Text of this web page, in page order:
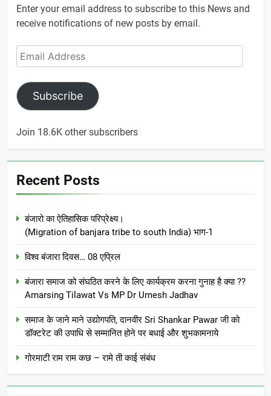
Enter your email address to subscribe to this News and
receive notifications of new posts by email.
Email
Address
Subscribe
Join 18.6K other subscribers
Recent Posts
बंजारो का ऐतिहासिक परिप्रेक्ष्य।
(Migration of banjara tribe to south India) भाग-1
विश्व बंजारा दिवस… 08 एप्रिल
बंजारा समाज को संघठित करने के लिए कार्यक्रम करना गुनाह है क्या ??
Amarsing Tilawat Vs MP Dr Umesh Jadhav
समाज के जाने माने उद्योगपति, दानवीर Sri Shankar Pawar जी को
डॉक्टरेट की उपाधि से सम्मानित होने पर बधाई और शुभकामनाये
गोरमाटी राम राम कछ – रामे ती काई संबंध